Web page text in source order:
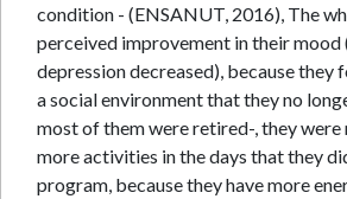
condition - (ENSANUT, 2016), The
perceived improvement in their mood
depression decreased), because they
a social environment that they no
most of them were retired-, they
more activities in the days that they
program, because they have more